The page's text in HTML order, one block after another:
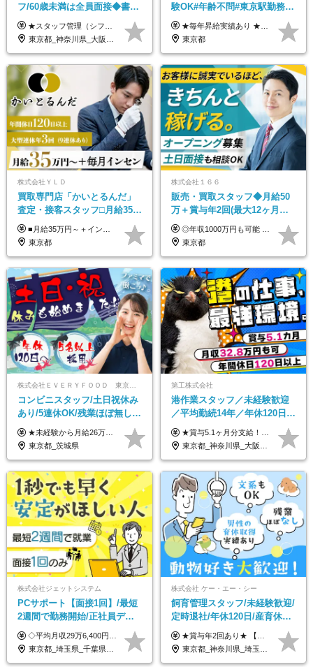
フ/60歳未満は全員面接◆書類
選考なし◆ブランクOK◆月25
万～ ◆40～50代活躍
★スタッフ管理（シフト調整など）の経験があれば【月給28万円以上】 ★賞与支給実績：基本給の2ヶ月分～3ヶ月分 ＝＝ライフスタイルに合わせて働き方を選べます＝＝ ■正社員 ＜未経験者＞月給25万円～35万円＋賞与年2回 ＜経験者＞月給28万円～35万円＋賞与年2回 ※経験やスキルに応じて決定します ※残業代全額支給 ※試用期間（3ヶ月間）中の雇用形態や待遇に差異はありません ※正社員の場合、転勤の可能性あり ■契約社員 月給22万円～＋残業代全額支給 ※契約社員の場合、賞与の支給および転勤の可能性はありません ※勤務時間や勤務日数の希望があればご相談に応じます ※試用期間なし ※契約の更新 有(勤務状況により判断する) 更新上限 有(通算契約期間の上限 1年/更新回数の上限 なし)
東京都_神奈川県_大阪府_愛知県_北海道_京都府_福岡県_沖縄県
験OK#年齢不問#東京駅勤務
#59歳まで正社員登用可＆登用
実績多数！
★毎年昇給実績あり ★入社3年で430万円も可(正社員登用された場合) ■入社時月収例：25万2840円(1万2040円×21日)＋賞与支給実績有（年2回・2025年度） 日給1万2040円 ※別途「超過勤務手当、祝繁手当、特殊手当」の支給有 ※試用期間中（2ヶ月）の待遇・雇用形態に差異はございません
東京都
株式会社ＹＬＤ
買取専⾨店「かいとるんだ」
査定・接客スタッフ□⽉給35万
円以上＋毎⽉インセン□年休
120日以上□土日休み
■月給35万円～＋インセンティブ＋各種手当 ※固定残業代（月45時間分87,600円～）を含む。超過した場合は別途残業代を支給いたします ※経験・年齢などを考慮の上、決定します ※試用期間3ヶ月あり（待遇に変動なし）
東京都
株式会社１６６
販売・買取スタッフ◆月給50
万＋賞与年2回(最大12ヶ月分
支給)◆前職給与保証◆年収
1000万可◆オープニング
◎年収1000万円も可能 ◎複雑な条件やノルマは一切なし！ 頑張った分だけシンプルに還元される給与体系です。 経験者の方には「前職給与保証」をお約束します！ ■月給50万円～80万円（役職手当を含む） ★平均月収：60～70万円程度 ★「〇件以上で支給」といった複雑な条件やノルマの縛りは一切ありません。 お客様に寄り添い、利益が出た分はしっかりとあなたの給与へ還元します！ ※経験・能力を考慮のうえ決定します。 ※試用期間3ヶ月あり。その間の待遇・給与に差異はありません。 ※上記の金額は固定残業代（20時間/5万円～）含んだ金額です。 超過分は別途記載します。
東京都
株式会社ＥＶＥＲＹＦＯＯＤ 東京本社
コンビニスタッフ/土日祝休み
あり/5連休OK/残業ほぼ無し/
賞与年2回/トイレ掃除・夜勤
無し/面接1回
★未経験から月給26万円スタート！ ★毎年1回（12月）の昇給＋賞与（年2回）で給与にしっかり反映！ 月給26万円＋賞与年2回＋交通費全額支給 ※リーダー・店長昇格後は基本給2万円UP＋役職手当支給 ※経験・スキルを考慮の上、決定します ※上記金額には固定残業代（21時間分・3万7300円以上）を含みます。超過分は別途全額支給します ※試用期間3ヶ月間あり（期間中の給与・待遇に差異はありません）
東京都_茨城県
第工株式会社
港作業スタッフ／未経験歓迎
／平均勤続14年／年休120日以
上／食事手当・家族手当あり
／賞与5.1ヶ月分
★賞与5.1ヶ月分支給！ ★入社3年目・30代で年収730万円の先輩も活躍中！ ★入社1年目・20代で月収29万円の実績あり 月給：22.5万円～30.5万円＋各種手当＋賞与年2回＋残業代全額支給 ※経験・能力などを考慮のうえ決定します ※上記月給には食事手当(5000円／月）を含みます ※残業代は分単位で100％支給いたします ※試用期間3ヶ月。その間の給与・待遇に差異はありません 【月収例】 ◆33.5万円／31歳 入社7か月 ◆38.5万円／32歳 入社1年目 ◆48.4万円／44歳 入社12年目 ※経験・能力などを考慮のうえ決定 ※月収・給与例には休日手当も含みます 【手当詳細】 ◆交通費規定支給（上限3万5000円／月） ◆時間外手当全額支給 ◆休日出勤手当 ◆港湾住宅あり（1R・2万円台～） ◆資格取得支援制度：全額負担 ◆地域手当：関東地区1万円／月
東京都_神奈川県_大阪府_愛知県_兵庫県
株式会社ジェットシステム
PCサポート【面接1回】/最短
2週間で勤務開始/正社員デビ
ュー歓迎/未経験9割以上/社員
寮・住宅手当あり
◇平均月収29万6,400円(各種手当含む) ◇住宅手当⇒最大家賃の半額支給 ◇賞与年2回支給 ■月給22万5,000円以上＋地域手当＋時間外手当＋住宅手当＋家族手当 ※経験やスキルに応じて給与を決定します ※試用期間2ヶ月あり（期間内は時給1,060円以上となります） └地域により上がる可能性があり／例：東京都時給1,370円 └その他待遇に差異なし ＜モデル月収例＞ 1年目：296,400円 3年目：320,000円 【固定残業代について】 なし（残業代は、実際の労働時間に応じて別途全額支給）
東京都_埼玉県_千葉県_愛知県_北海道_群馬県_長野県_富山県_石川県_静岡県_香川県_高知県_熊本県_長崎県_沖縄県
株式会社 ケー・エー・シー
飼育管理スタッフ/未経験歓迎/
定時退社/年休120日/産育休実
績あり/連休取得OK/賞与年2
回/急募求人
★賞与年2回あり★ 【未経験の方】月給20万7,750円～＋賞与年2回＋残業代全額支給＋交通費支給 【生物系大卒の方】月給21万3,750円～＋賞与年2回＋残業代全額支給＋交通費支給 ★手当が充実★ ・資格手当（実験動物技術者2級：月3,000円、1級：月7,000円） ・家族手当 ・住宅費用補助（転居を伴う転勤の場合：最大5年間支給） ・残業代全額支給 ※入社5年目程度で賞与4.6ヶ月分の支給実績あり ※月給の金額は、能力やスキルを考慮して決定します ※試用期間6ヶ月あり（雇用形態・給与・待遇に差異なし）
東京都_神奈川県_埼玉県_大阪府_愛知県_茨城県_三重県_京都府_佐賀県